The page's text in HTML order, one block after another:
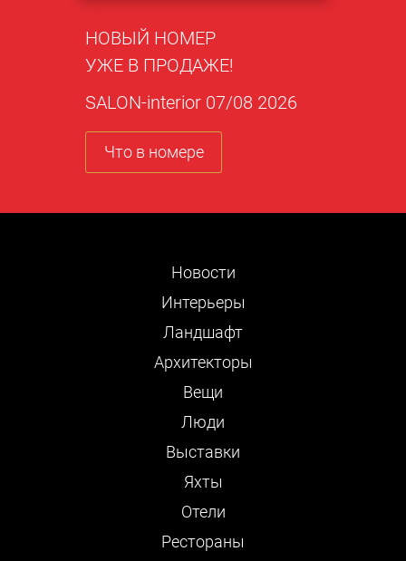
НОВЫЙ НОМЕР
УЖЕ В ПРОДАЖЕ!
SALON-interior 07/08 2026
Что в номере
Новости
Интерьеры
Ландшафт
Архитекторы
Вещи
Люди
Выставки
Яхты
Отели
Рестораны